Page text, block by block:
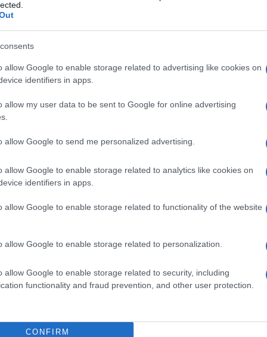
allow Google to enable storage related to advertising like cookies on
identifiers in apps.
allow my user data to be sent to Google for online advertising
allow Google to send me personalized advertising.
allow Google to enable storage related to analytics like cookies on
identifiers in apps.
allow Google to enable storage related to functionality of the website
allow Google to enable storage related to personalization.
allow Google to enable storage related to security, including
functionality and fraud prevention, and other user protection.
CONFIRM
της πολιτικής αγωγής
την έναρξη της δίκης, η οποία θα
την ετυμηγορία που θα εκδοθεί την
αναγνώριση τους ως θύματα και
δήλωσε η Σαρλό Κορντεμπάρ, η
η μία εκ των οποίων
του 2022 κατά τη διάρκεια
από απόπειρα αυτοκτονίας που